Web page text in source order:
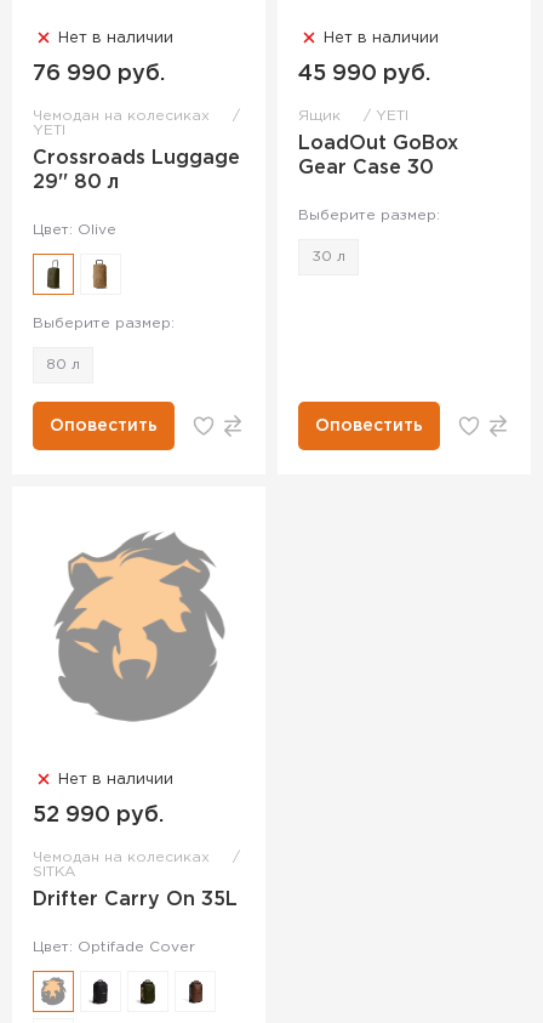
Нет в наличии
76 990 руб.
Чемодан на колесиках
YETI
Crossroads Luggage
29'' 80 л
Цвет: Olive
Выберите размер:
80 л
Оповестить
Нет в наличии
45 990 руб.
Ящик YETI
LoadOut GoBox
Gear Case 30
Выберите размер:
30 л
Оповестить
Нет в наличии
52 990 руб.
Чемодан на колесиках
SITKA
Drifter Carry On 35L
Цвет: Optifade Cover